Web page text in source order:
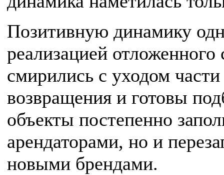
Позитивную динамику
реализацией
смирились с уходом
возвращения и готовы
объекты постепенно
арендаторами, но и
новыми брендами.